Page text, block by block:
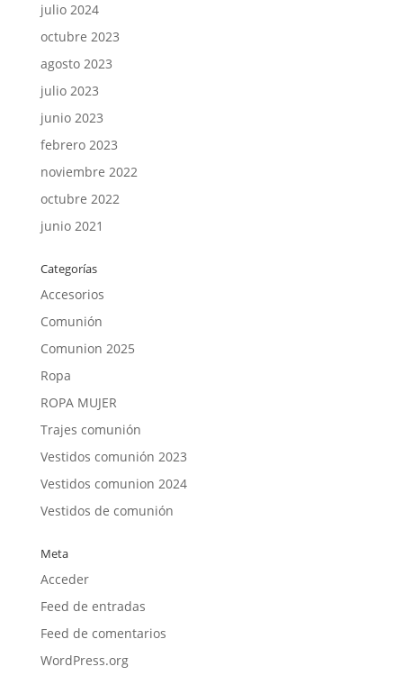
julio 2024
octubre 2023
agosto 2023
julio 2023
junio 2023
febrero 2023
noviembre 2022
octubre 2022
junio 2021
Categorías
Accesorios
Comunión
Comunion 2025
Ropa
ROPA MUJER
Trajes comunión
Vestidos comunión 2023
Vestidos comunion 2024
Vestidos de comunión
Meta
Acceder
Feed de entradas
Feed de comentarios
WordPress.org